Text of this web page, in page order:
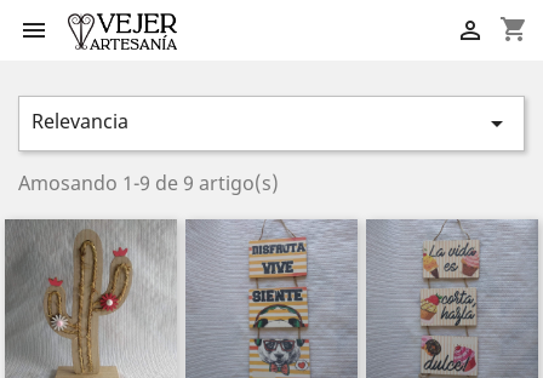
 shopping_cart

Relevancia 
Amosando 1-9 de 9 artigo(s)